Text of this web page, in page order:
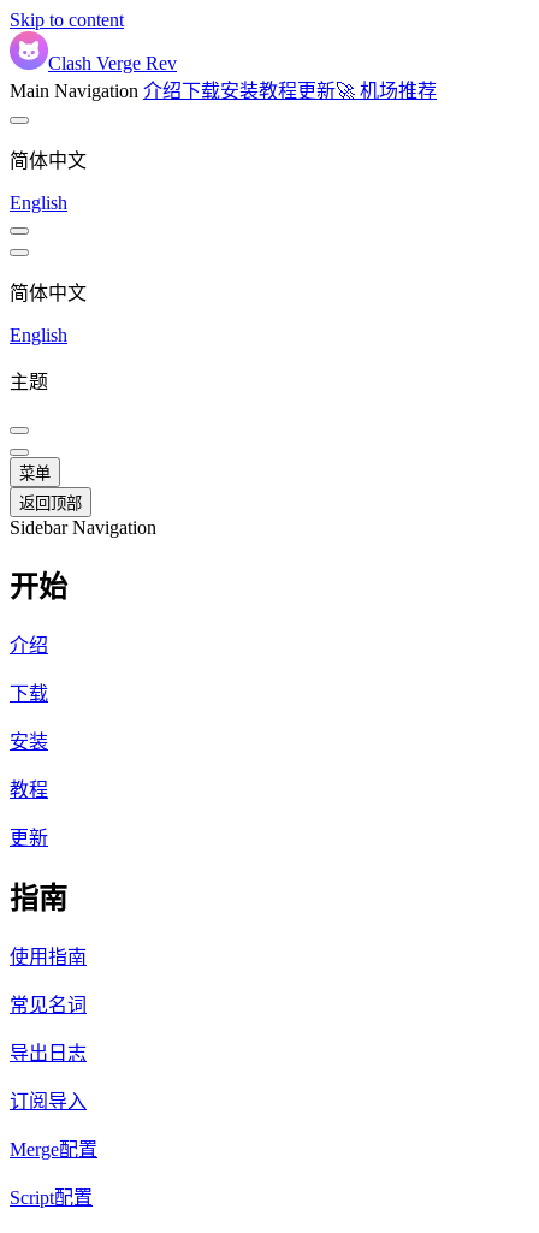
Skip to content
Clash Verge Rev
Main Navigation 介绍下载安装教程更新🚀 机场推荐
简体中文
English
简体中文
English
主题
菜单
返回顶部
Sidebar Navigation
开始
介绍
下载
安装
教程
更新
指南
使用指南
常见名词
导出日志
订阅导入
Merge配置
Script配置